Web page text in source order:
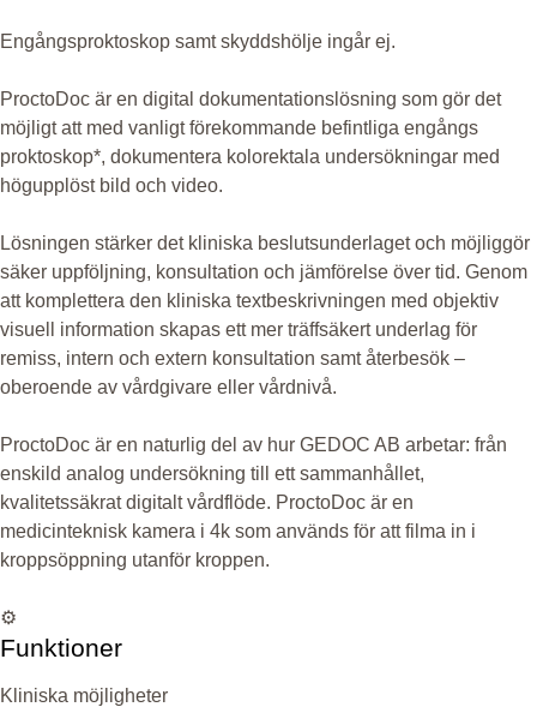
Engångsproktoskop samt skyddshölje ingår ej.
ProctoDoc är en digital dokumentationslösning som gör det
möjligt att med vanligt förekommande befintliga engångs
proktoskop*, dokumentera kolorektala undersökningar med
högupplöst bild och video.
Lösningen stärker det kliniska beslutsunderlaget och möjliggör
säker uppföljning, konsultation och jämförelse över tid. Genom
att komplettera den kliniska textbeskrivningen med objektiv
visuell information skapas ett mer träffsäkert underlag för
remiss, intern och extern konsultation samt återbesök –
oberoende av vårdgivare eller vårdnivå.
ProctoDoc är en naturlig del av hur GEDOC AB arbetar: från
enskild analog undersökning till ett sammanhållet,
kvalitetssäkrat digitalt vårdflöde. ProctoDoc är en
medicinteknisk kamera i 4k som används för att filma in i
kroppsöppning utanför kroppen.
⚙️
Funktioner
Kliniska möjligheter